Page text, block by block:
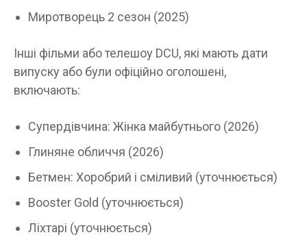
Миротворець 2 сезон (2025)
Інші фільми або телешоу DCU, які мають дати
випуску або були офіційно оголошені,
включають:
Супердівчина: Жінка майбутнього (2026)
Глиняне обличчя (2026)
Бетмен: Хоробрий і сміливий (уточнюється)
Booster Gold (уточнюється)
Ліхтарі (уточнюється)